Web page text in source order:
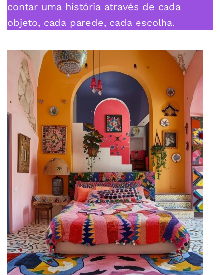
contar uma história através de cada
objeto, cada parede, cada escolha.